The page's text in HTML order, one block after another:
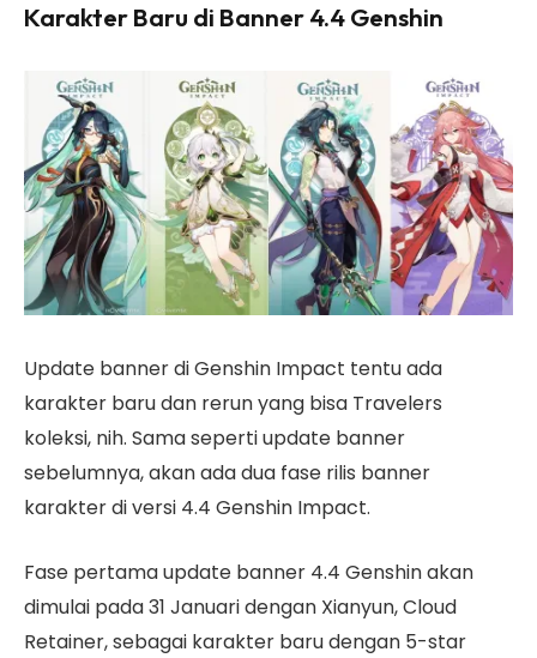
Karakter Baru di Banner 4.4 Genshin
Update banner di Genshin Impact tentu ada
karakter baru dan rerun yang bisa Travelers
koleksi, nih. Sama seperti update banner
sebelumnya, akan ada dua fase rilis banner
karakter di versi 4.4 Genshin Impact.
Fase pertama update banner 4.4 Genshin akan
dimulai pada 31 Januari dengan Xianyun, Cloud
Retainer, sebagai karakter baru dengan 5-star